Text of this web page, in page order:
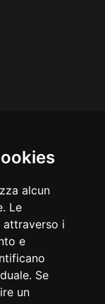
alcun
Le
i
e
Se
un